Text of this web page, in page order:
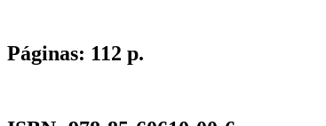
Páginas: 112 p.